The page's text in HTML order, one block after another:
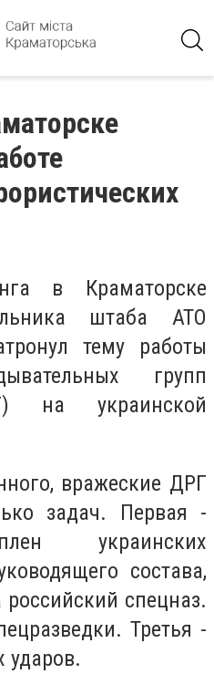
в Краматорске
штаба АТО
тему работы
групп
на украинской
вражеские ДРГ
задач. Первая -
украинских
состава,
российский спецназ.
Третья -
ударов.